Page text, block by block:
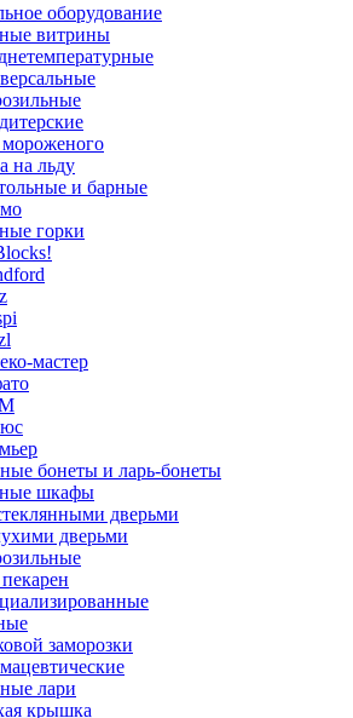
оборудование
витрины
на льду
и барные
горки
мастер
бонеты и ларь-бонеты
шкафы
дверьми
дверьми
заморозки
лари
крышка